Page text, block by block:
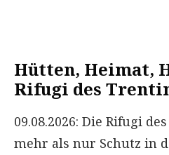
Hütten, Heimat,
Rifugi des
09.08.2026: Die Rifugi
mehr als nur Schutz in